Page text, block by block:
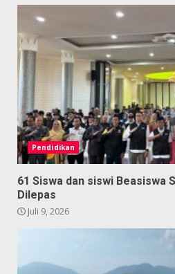
Pendidikan
61 Siswa dan siswi Beasiswa
Dilepas
Juli 9, 2026